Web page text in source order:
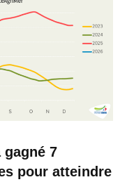
gagné 7
pour atteindre